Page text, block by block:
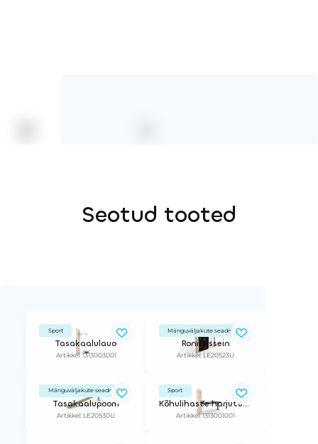
Seotud tooted
Sport
Tasakaalulaud
Artikkel: 1313003001
Mänguväljakute seadmed
Ronimissein
Artikkel: LE20523U
Mänguväljakute seadmed
Tasakaalupoom
Artikkel: LE20530U
Sport
Kõhulihaste harjutuspink
Artikkel: 1313001001